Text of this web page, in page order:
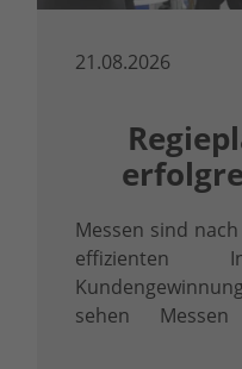
21.08.2026
Messen sind
effizienten
sehen Messen